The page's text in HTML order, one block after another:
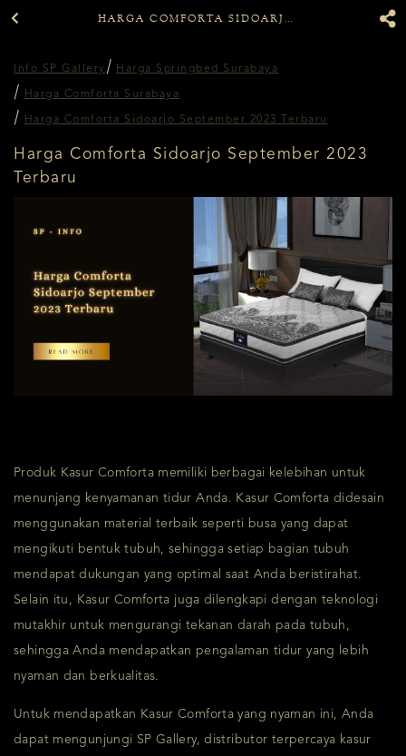
HARGA COMFORTA SIDOARJO SEPTEMBER 2023 TERBARU
Info SP Gallery Harga Springbed Surabaya
Harga Comforta Surabaya
Harga Comforta Sidoarjo September 2023 Terbaru
Harga Comforta Sidoarjo September 2023
Terbaru
Produk Kasur Comforta memiliki berbagai kelebihan untuk
menunjang kenyamanan tidur Anda. Kasur Comforta didesain
menggunakan material terbaik seperti busa yang dapat
mengikuti bentuk tubuh, sehingga setiap bagian tubuh
mendapat dukungan yang optimal saat Anda beristirahat.
Selain itu, Kasur Comforta juga dilengkapi dengan teknologi
mutakhir untuk mengurangi tekanan darah pada tubuh,
sehingga Anda mendapatkan pengalaman tidur yang lebih
nyaman dan berkualitas.
Untuk mendapatkan Kasur Comforta yang nyaman ini, Anda
dapat mengunjungi SP Gallery, distributor terpercaya kasur